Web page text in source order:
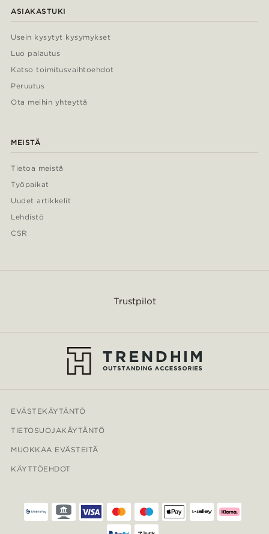
ASIAKASTUKI
Usein kysytyt kysymykset
Luo palautus
Katso toimitusvaihtoehdot
Peruutus
Ota meihin yhteyttä
MEISTÄ
Tietoa meistä
Työpaikat
Uudet artikkelit
Lehdistö
CSR
Trustpilot
EVÄSTEKÄYTÄNTÖ
TIETOSUOJAKÄYTÄNTÖ
MUOKKAA EVÄSTEITÄ
KÄYTTÖEHDOT